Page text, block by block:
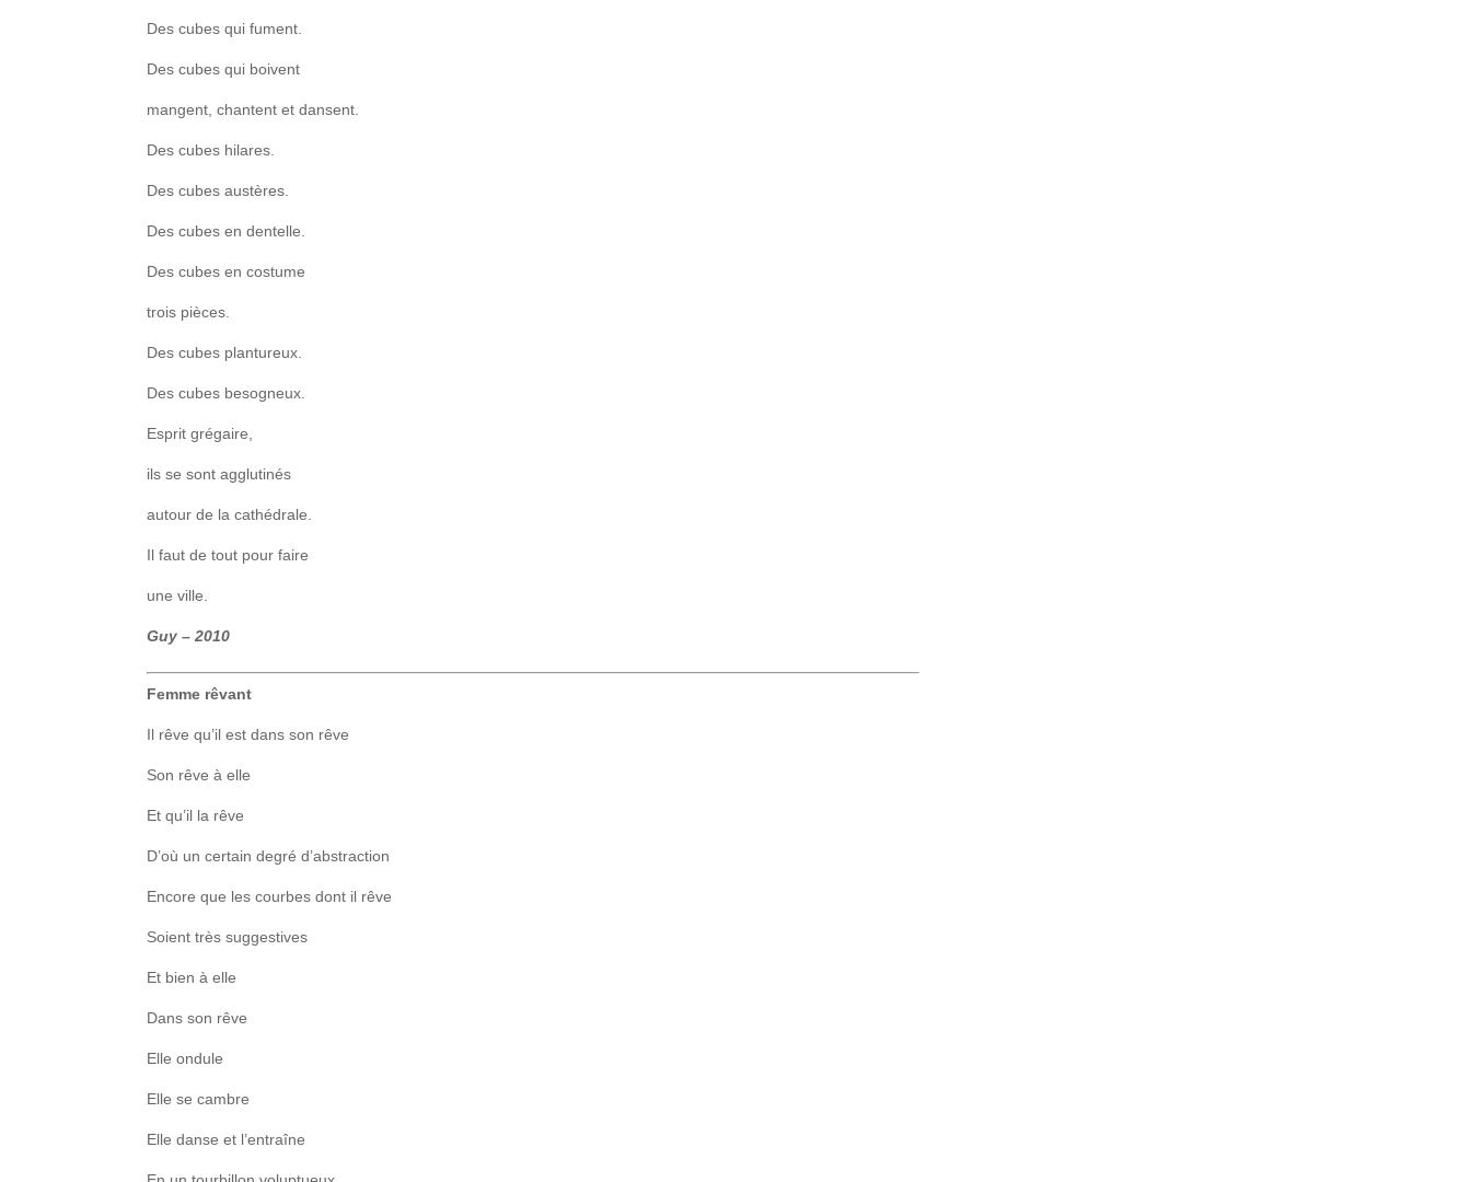
Des cubes qui fument.
Des cubes qui boivent
mangent, chantent et dansent.
Des cubes hilares.
Des cubes austères.
Des cubes en dentelle.
Des cubes en costume
trois pièces.
Des cubes plantureux.
Des cubes besogneux.
Esprit grégaire,
ils se sont agglutinés
autour de la cathédrale.
Il faut de tout pour faire
une ville.
Guy – 2010
Femme rêvant
Il rêve qu’il est dans son rêve
Son rêve à elle
Et qu’il la rêve
D’où un certain degré d’abstraction
Encore que les courbes dont il rêve
Soient très suggestives
Et bien à elle
Dans son rêve
Elle ondule
Elle se cambre
Elle danse et l’entraîne